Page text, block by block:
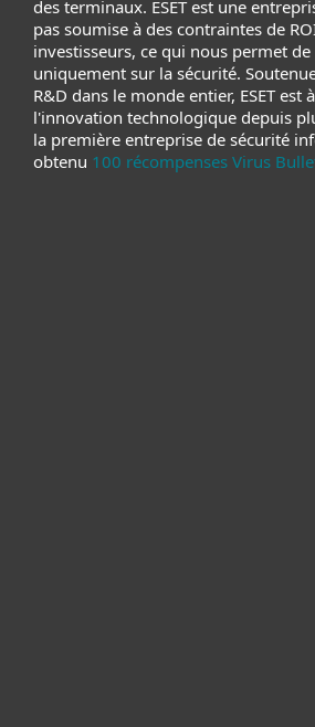
des terminaux. ESET est une
pas soumise à des contraintes de
investisseurs, ce qui nous permet
uniquement sur la sécurité.
R&D dans le monde entier, ESET est
l'innovation technologique depuis
la première entreprise de sécurité
obtenu 100 récompenses Virus